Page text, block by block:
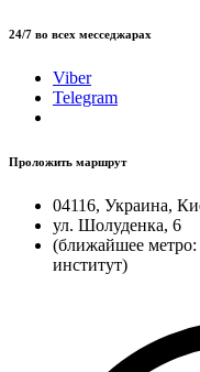
24/7 во всех месседжарах
Viber
Telegram
Проложить маршрут
04116, Украина,
ул. Шолуденка, 6
(ближайшее метро:
институт)